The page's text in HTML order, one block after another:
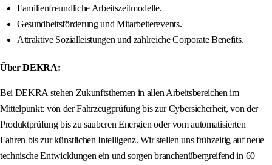
Familienfreundliche Arbeitszeitmodelle.
Gesundheitsförderung und Mitarbeiterevents.
Attraktive Sozialleistungen und zahlreiche Corporate Benefits.
Über DEKRA:
Bei DEKRA stehen Zukunftsthemen in allen Arbeitsbereichen im
Mittelpunkt: von der Fahrzeugprüfung bis zur Cybersicherheit, von der
Produktprüfung bis zu sauberen Energien oder vom automatisierten
Fahren bis zur künstlichen Intelligenz. Wir stellen uns frühzeitig auf neue
technische Entwicklungen ein und sorgen branchenübergreifend in 60